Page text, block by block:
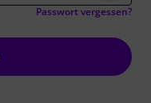
Passwort vergessen?